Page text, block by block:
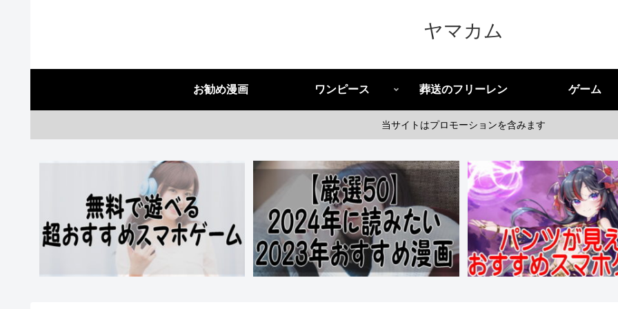
ヤマカム
お勧め漫画 ワンピース 葬送のフリーレン ゲーム
当サイトはプロモーションを含みます